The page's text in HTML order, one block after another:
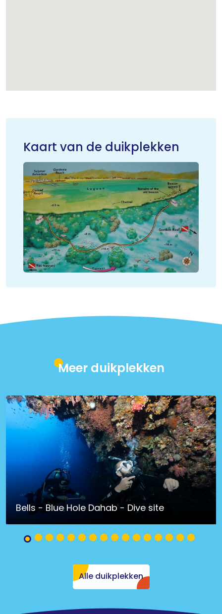
Kaart van de duikplekken
Meer duikplekken
Bells - Blue Hole Dahab - Dive site
Alle duikplekken